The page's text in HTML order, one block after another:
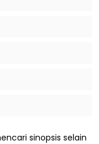
sinopsis selain